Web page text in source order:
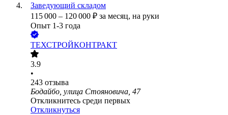
Заведующий складом
115 000 – 120 000 ₽ за месяц, на руки
Опыт 1-3 года
ТЕХСТРОЙКОНТРАКТ
3.9
•
243 отзыва
Бодайбо, улица Стояновича, 47
Откликнитесь среди первых
Откликнуться